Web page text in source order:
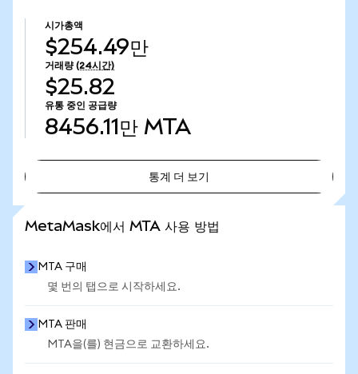
시가총액
$254.49만
거래량 (24시간)
$25.82
유통 중인 공급량
8456.11만 MTA
통계 더 보기
MetaMask에서 MTA 사용 방법
MTA 구매
몇 번의 탭으로 시작하세요.
MTA 판매
MTA을(를) 현금으로 교환하세요.